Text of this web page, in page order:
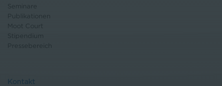
Seminare
Publikationen
Moot Court
Stipendium
Pressebereich
Kontakt